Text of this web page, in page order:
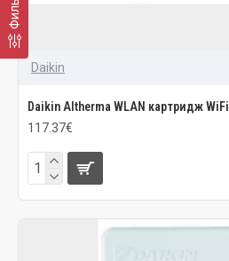
Daikin
Daikin Altherma WLAN картридж WiFi
117.37€